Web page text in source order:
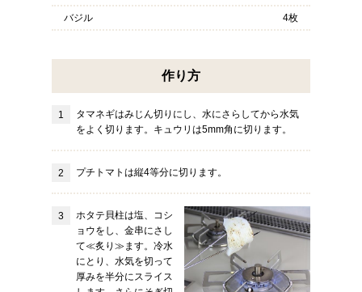
バジル 4枚
作り方
タマネギはみじん切りにし、水にさらしてから水気
をよく切ります。キュウリは5mm角に切ります。
プチトマトは縦4等分に切ります。
ホタテ貝柱は塩、コシ
ョウをし、金串にさし
て≪炙り≫ます。冷水
にとり、水気を切って
厚みを半分にスライス